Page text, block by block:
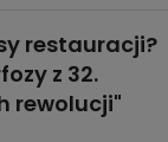
restauracji?
z 32.
rewolucji"